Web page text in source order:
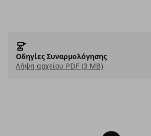
Οδηγίες Συναρμολόγησης
Λήψη αρχείου PDF (3 MB)